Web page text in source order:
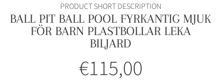
PRODUCT SHORT DESCRIPTION
BALL PIT BALL POOL FYRKANTIG MJUK
FÖR BARN PLASTBOLLAR LEKA
BILJARD
Normalpreis
€115,00